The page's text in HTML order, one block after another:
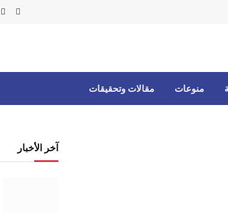
X
منوعات مقالات وتحقيقات
آخر الأخبار